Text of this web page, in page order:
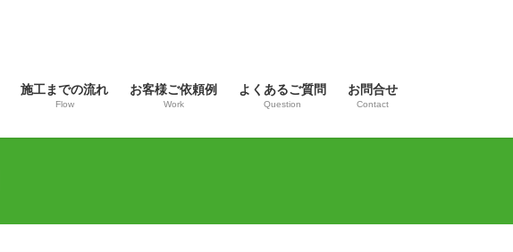
施工までの流れ
Flow
お客様ご依頼例
Work
よくあるご質問
Question
お問合せ
Contact